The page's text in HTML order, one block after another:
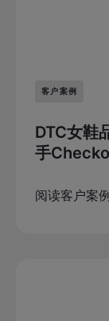
客户案例
DTC女鞋
手
阅读客户案